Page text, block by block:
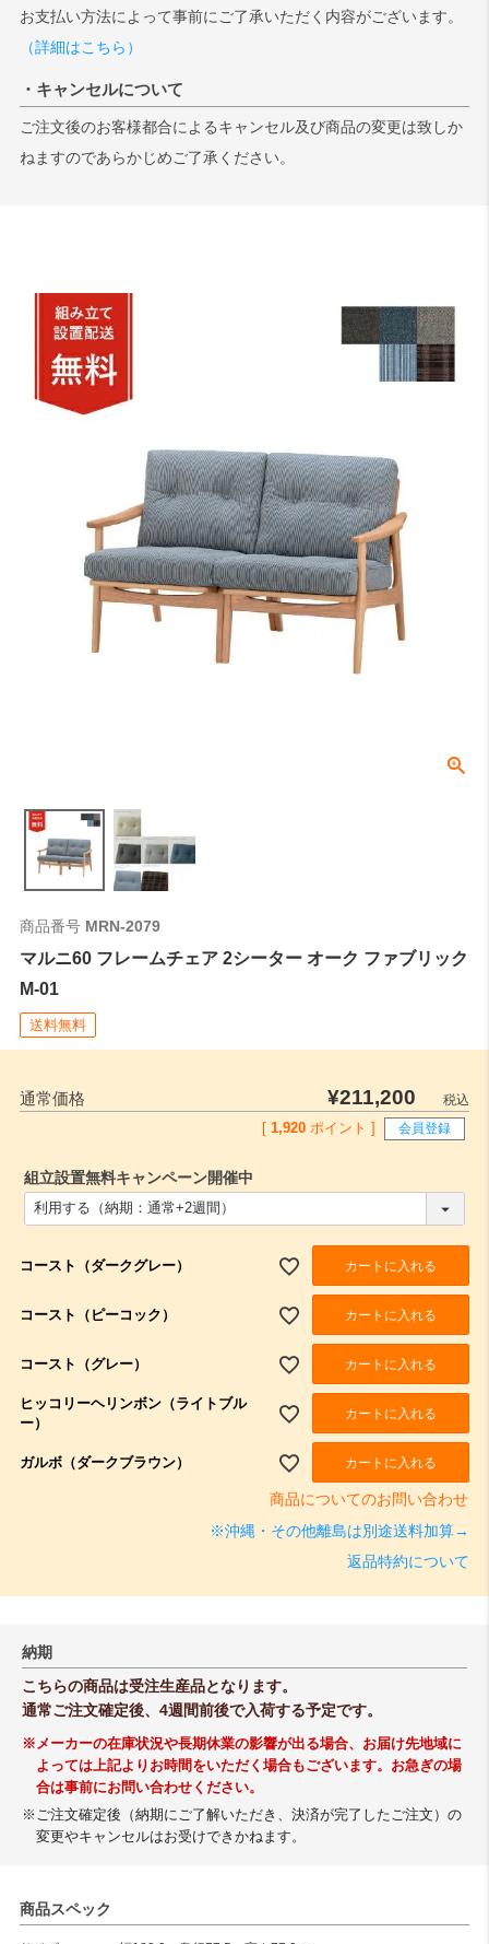
お支払い方法によって事前にご了承いただく内容がございます。
（詳細はこちら）
・キャンセルについて
ご注文後のお客様都合によるキャンセル及び商品の変更は致しか
ねますのであらかじめご了承ください。
商品番号 MRN-2079
マルニ60 フレームチェア 2シーター オーク ファブリック
M-01
送料無料
通常価格 ¥211,200
税込
[ 1,920 ポイント ] 会員登録
組立設置無料キャンペーン開催中
コースト（ダークグレー） カートに入れる
コースト（ピーコック） カートに入れる
コースト（グレー） カートに入れる
ヒッコリーヘリンボン（ライトブル
ー）
カートに入れる
ガルボ（ダークブラウン） カートに入れる
商品についてのお問い合わせ
※沖縄・その他離島は別途送料加算→
返品特約について
納期
こちらの商品は受注生産品となります。
通常ご注文確定後、4週間前後で入荷する予定です。
※メーカーの在庫状況や長期休業の影響が出る場合、お届け先地域に
よっては上記よりお時間をいただく場合もございます。お急ぎの場
合は事前にお問い合わせください。
※ご注文確定後（納期にご了解いただき、決済が完了したご注文）の
変更やキャンセルはお受けできかねます。
商品スペック